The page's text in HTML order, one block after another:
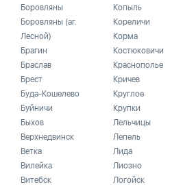
Боровляны
Боровляны (аг.
Лесной)
Брагин
Браслав
Брест
Буда-Кошелево
Буйничи
Быхов
Верхнедвинск
Ветка
Вилейка
Витебск
Копыль
Кореличи
Корма
Костюковичи
Краснополье
Кричев
Круглое
Крупки
Лельчицы
Лепель
Лида
Лиозно
Логойск